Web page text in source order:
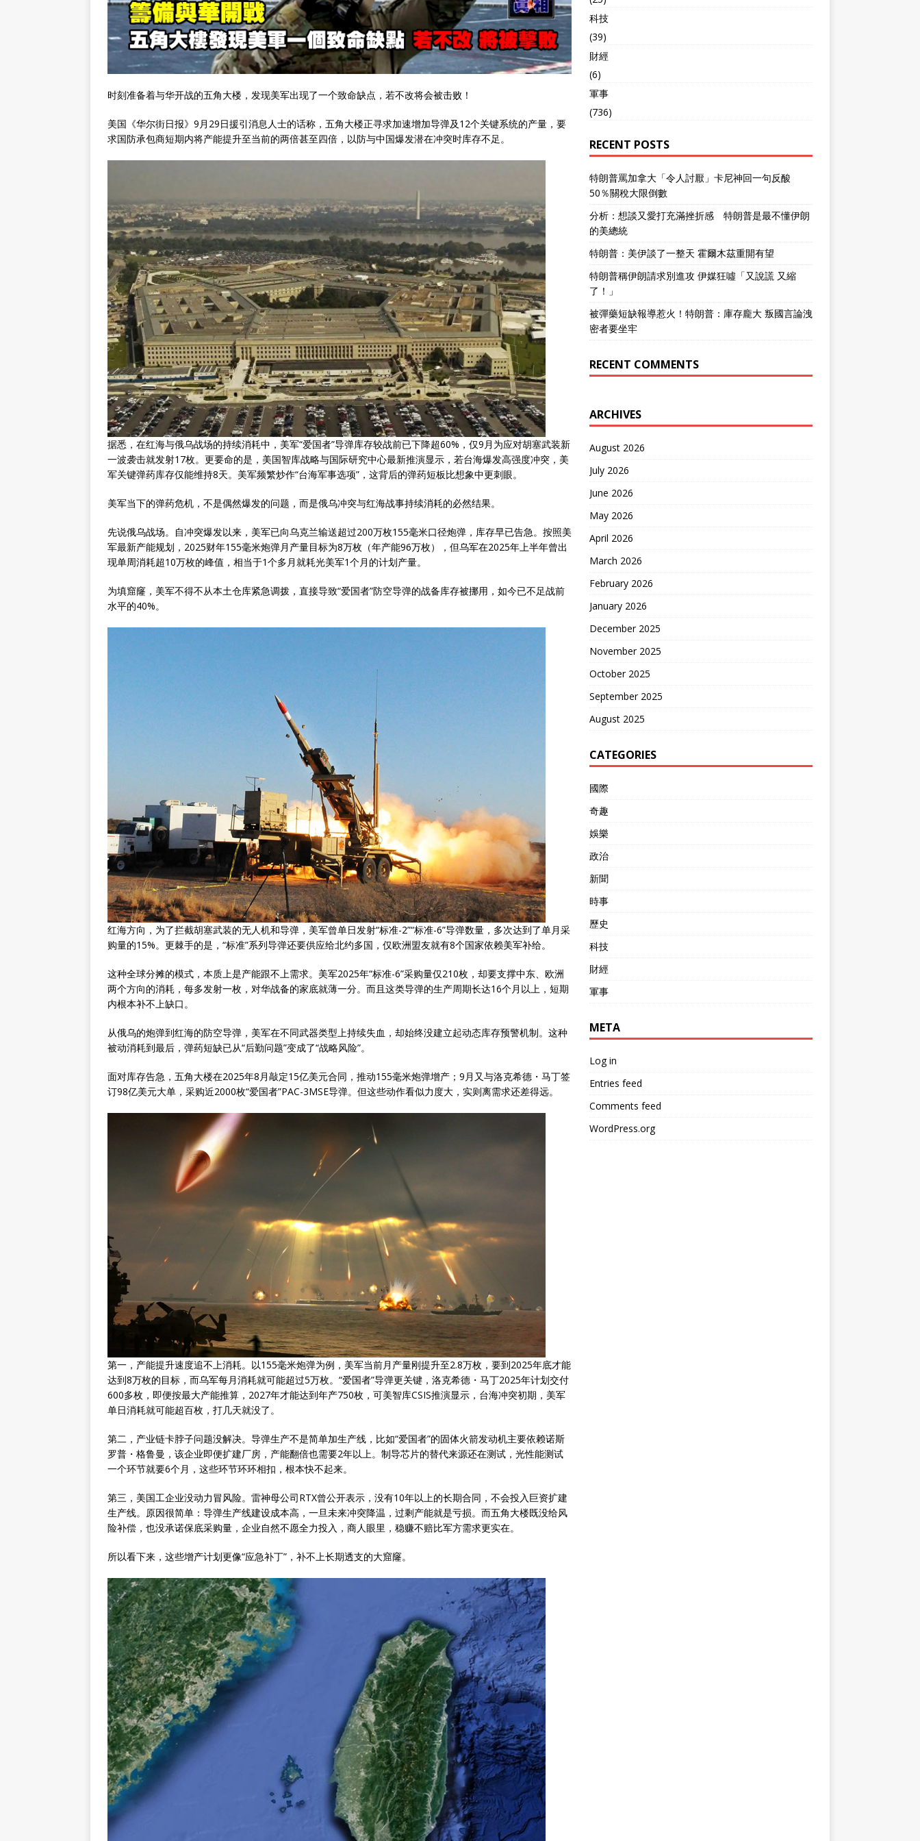
时刻准备着与华开战的五角大楼，发现美军出现了一个致命缺点，若不改将会被击败！
美国《华尔街日报》9月29日援引消息人士的话称，五角大楼正寻求加速增加导弹及12个关键系统的产量，要
求国防承包商短期内将产能提升至当前的两倍甚至四倍，以防与中国爆发潜在冲突时库存不足。
据悉，在红海与俄乌战场的持续消耗中，美军“爱国者”导弹库存较战前已下降超60%，仅9月为应对胡塞武装新
一波袭击就发射17枚。更要命的是，美国智库战略与国际研究中心最新推演显示，若台海爆发高强度冲突，美
军关键弹药库存仅能维持8天。美军频繁炒作“台海军事选项”，这背后的弹药短板比想象中更刺眼。
美军当下的弹药危机，不是偶然爆发的问题，而是俄乌冲突与红海战事持续消耗的必然结果。
先说俄乌战场。自冲突爆发以来，美军已向乌克兰输送超过200万枚155毫米口径炮弹，库存早已告急。按照美
军最新产能规划，2025财年155毫米炮弹月产量目标为8万枚（年产能96万枚），但乌军在2025年上半年曾出
现单周消耗超10万枚的峰值，相当于1个多月就耗光美军1个月的计划产量。
为填窟窿，美军不得不从本土仓库紧急调拨，直接导致“爱国者”防空导弹的战备库存被挪用，如今已不足战前
水平的40%。
红海方向，为了拦截胡塞武装的无人机和导弹，美军曾单日发射“标准-2”“标准-6”导弹数量，多次达到了单月采
购量的15%。更棘手的是，“标准”系列导弹还要供应给北约多国，仅欧洲盟友就有8个国家依赖美军补给。
这种全球分摊的模式，本质上是产能跟不上需求。美军2025年“标准-6”采购量仅210枚，却要支撑中东、欧洲
两个方向的消耗，每多发射一枚，对华战备的家底就薄一分。而且这类导弹的生产周期长达16个月以上，短期
内根本补不上缺口。
从俄乌的炮弹到红海的防空导弹，美军在不同武器类型上持续失血，却始终没建立起动态库存预警机制。这种
被动消耗到最后，弹药短缺已从“后勤问题”变成了“战略风险”。
面对库存告急，五角大楼在2025年8月敲定15亿美元合同，推动155毫米炮弹增产；9月又与洛克希德・马丁签
订98亿美元大单，采购近2000枚“爱国者”PAC-3MSE导弹。但这些动作看似力度大，实则离需求还差得远。
第一，产能提升速度追不上消耗。以155毫米炮弹为例，美军当前月产量刚提升至2.8万枚，要到2025年底才能
达到8万枚的目标，而乌军每月消耗就可能超过5万枚。“爱国者”导弹更关键，洛克希德・马丁2025年计划交付
600多枚，即便按最大产能推算，2027年才能达到年产750枚，可美智库CSIS推演显示，台海冲突初期，美军
单日消耗就可能超百枚，打几天就没了。
第二，产业链卡脖子问题没解决。导弹生产不是简单加生产线，比如“爱国者”的固体火箭发动机主要依赖诺斯
罗普・格鲁曼，该企业即便扩建厂房，产能翻倍也需要2年以上。制导芯片的替代来源还在测试，光性能测试
一个环节就要6个月，这些环节环环相扣，根本快不起来。
第三，美国工企业没动力冒风险。雷神母公司RTX曾公开表示，没有10年以上的长期合同，不会投入巨资扩建
生产线。原因很简单：导弹生产线建设成本高，一旦未来冲突降温，过剩产能就是亏损。而五角大楼既没给风
险补偿，也没承诺保底采购量，企业自然不愿全力投入，商人眼里，稳赚不赔比军方需求更实在。
所以看下来，这些增产计划更像“应急补丁”，补不上长期透支的大窟窿。
科技
(39)
財經
(6)
軍事
(736)
RECENT POSTS
特朗普罵加拿大「令人討厭」卡尼神回一句反酸
50％關稅大限倒數
分析：想談又愛打充滿挫折感 特朗普是最不懂伊朗
的美總統
特朗普：美伊談了一整天 霍爾木茲重開有望
特朗普稱伊朗請求別進攻 伊媒狂噓「又說謊 又縮
了！」
被彈藥短缺報導惹火！特朗普：庫存龐大 叛國言論洩
密者要坐牢
RECENT COMMENTS
ARCHIVES
August 2026
July 2026
June 2026
May 2026
April 2026
March 2026
February 2026
January 2026
December 2025
November 2025
October 2025
September 2025
August 2025
CATEGORIES
國際
奇趣
娛樂
政治
新聞
時事
歷史
科技
財經
軍事
META
Log in
Entries feed
Comments feed
WordPress.org